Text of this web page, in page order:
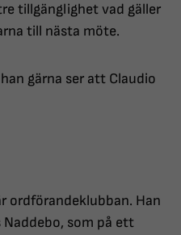
tillgänglighet vad gäller
till nästa möte.
gärna ser att Claudio
ordförandeklubban. Han
som på ett